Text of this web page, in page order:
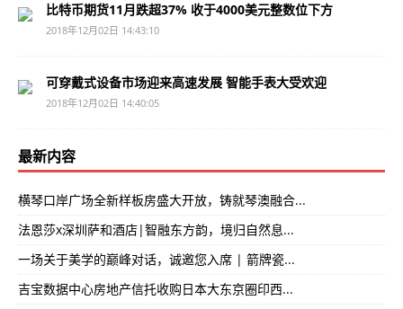
比特币期货11月跌超37% 收于4000美元整数位下方
2018年12月02日 14:43:10
可穿戴式设备市场迎来高速发展 智能手表大受欢迎
2018年12月02日 14:40:05
最新内容
横琴口岸广场全新样板房盛大开放，铸就琴澳融合...
法恩莎x深圳萨和酒店|智融东方韵，境归自然息...
一场关于美学的巅峰对话，诚邀您入席 | 箭牌瓷...
吉宝数据中心房地产信托收购日本大东京圈印西...